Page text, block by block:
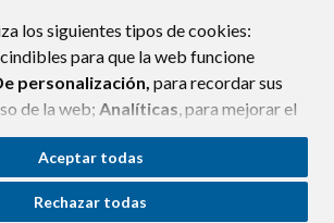
los siguientes tipos de cookies:
para que la web funcione
personalización, para recordar sus
de la web; Analíticas, para mejorar el
la web y sus servicios.
el botón“Aceptar todas”
acepta su uso. Si pulsa el botón
Aceptar todas
Rechazar todas
POLÍTICA DE COOKIES